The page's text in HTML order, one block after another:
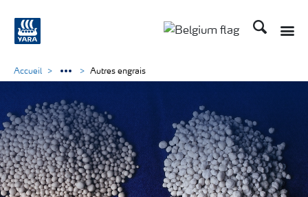
Recherche
Accueil Autres engrais